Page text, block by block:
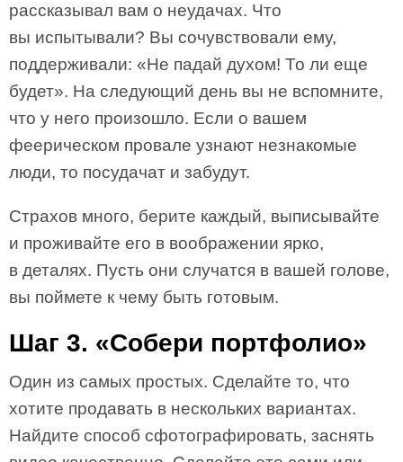
рассказывал вам о неудачах. Что
вы испытывали? Вы сочувствовали ему,
поддерживали: «Не падай духом! То ли еще
будет». На следующий день вы не вспомните,
что у него произошло. Если о вашем
феерическом провале узнают незнакомые
люди, то посудачат и забудут.
Страхов много, берите каждый, выписывайте
и проживайте его в воображении ярко,
в деталях. Пусть они случатся в вашей голове,
вы поймете к чему быть готовым.
Шаг 3. «Собери портфолио»
Один из самых простых. Сделайте то, что
хотите продавать в нескольких вариантах.
Найдите способ сфотографировать, заснять